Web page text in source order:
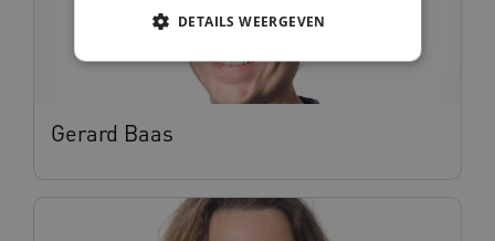
Gerard Baas
DETAILS WEERGEVEN
Noodzakelijke cookies
Analytische cookies
ervoor dat de website werkt. Deze cookies
worden altijd geplaatst en maken geen inbreuk
op uw privacy.